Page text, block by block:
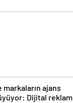
markaların ajans
Dijital reklam